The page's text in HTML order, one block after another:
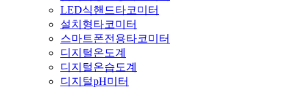
LED식핸드타코미터
설치형타코미터
스마트폰전용타코미터
디지털온도계
디지털온습도계
디지털pH미터